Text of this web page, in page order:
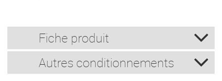
Fiche produit
Autres conditionnements